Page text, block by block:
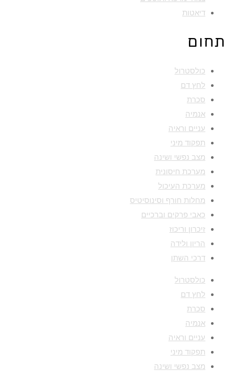
דיאטות
תחום
כולסטרול
לחץ דם
סכרת
אנמיה
עניים וראיה
תפקוד מיני
מצב נפשי ושינה
מערכת חיסונית
מערכת העיכול
מחלות חורף וסינוסיטיס
כאבי פרקים וברכיים
זיכרון וריכוז
הריון ולידה
דרכי השתן
כולסטרול
לחץ דם
סכרת
אנמיה
עניים וראיה
תפקוד מיני
מצב נפשי ושינה